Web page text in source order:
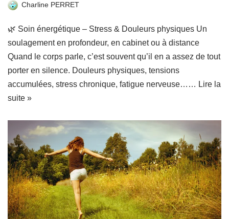
Charline PERRET
🌿 Soin énergétique – Stress & Douleurs physiques Un
soulagement en profondeur, en cabinet ou à distance
Quand le corps parle, c’est souvent qu’il en a assez de tout
porter en silence. Douleurs physiques, tensions
accumulées, stress chronique, fatigue nerveuse…… Lire la
suite »